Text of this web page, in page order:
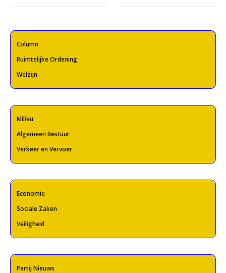
Column
Ruimtelijke Ordening
Welzijn
Milieu
Algemeen Bestuur
Verkeer en Vervoer
Economie
Sociale Zaken
Veiligheid
Partij Nieuws